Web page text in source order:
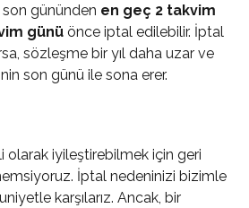
gününden en geç 2 takvim
günü önce iptal edilebilir. İptal
sözleşme bir yıl daha uzar ve
son günü ile sona erer.
olarak iyileştirebilmek için geri
İptal nedeninizi bizimle
karşılarız. Ancak, bir